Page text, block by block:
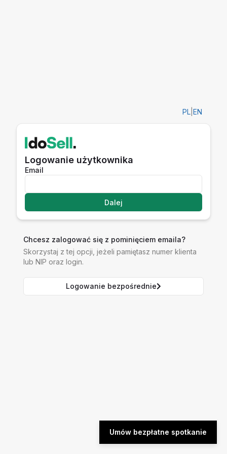
PL EN
Logowanie użytkownika
Email
Dalej
Chcesz zalogować się z pominięciem emaila?
Skorzystaj z tej opcji, jeżeli pamiętasz numer klienta
lub NIP oraz login.
Logowanie bezpośrednie
Umów bezpłatne spotkanie